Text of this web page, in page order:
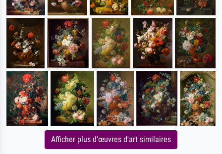
Afficher plus d'œuvres d'art similaires